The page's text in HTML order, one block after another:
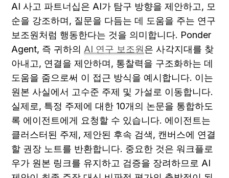
AI 사고 파트너십은 AI가 탐구 방향을 제안하고, 모
순을 강조하며, 질문을 다듬는 데 도움을 주는 연구
보조원처럼 행동한다는 것을 의미합니다. Ponder
Agent, 즉 귀하의 AI 연구 보조원은 사각지대를 찾
아내고, 연결을 제안하며, 통찰력을 구조화하는 데
도움을 줌으로써 이 접근 방식을 예시합니다. 이는
원본 사실에서 고수준 주제 및 가설로 이동합니다.
실제로, 특정 주제에 대한 10개의 논문을 통합하도
록 에이전트에게 요청할 수 있습니다. 에이전트는
클러스터된 주제, 제안된 후속 검색, 캔버스에 연결
할 권장 노트를 반환합니다. 중요한 것은 워크플로
우가 원본 링크를 유지하고 검증을 장려하므로 AI